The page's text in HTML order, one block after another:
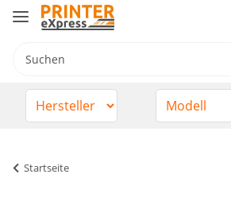
Startseite